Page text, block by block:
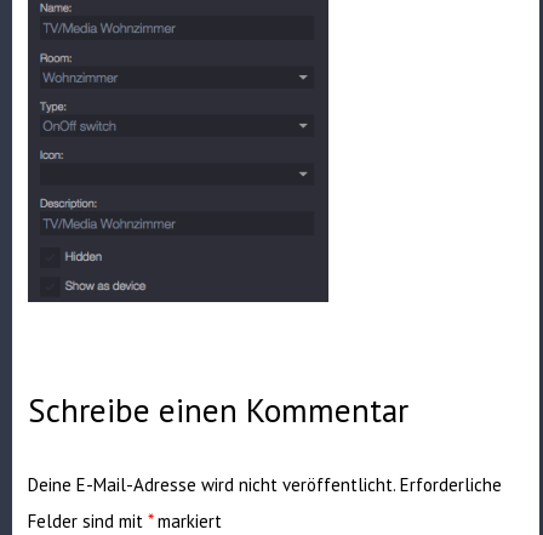
Schreibe einen Kommentar
Deine E-Mail-Adresse wird nicht veröffentlicht. Erforderliche
Felder sind mit*markiert